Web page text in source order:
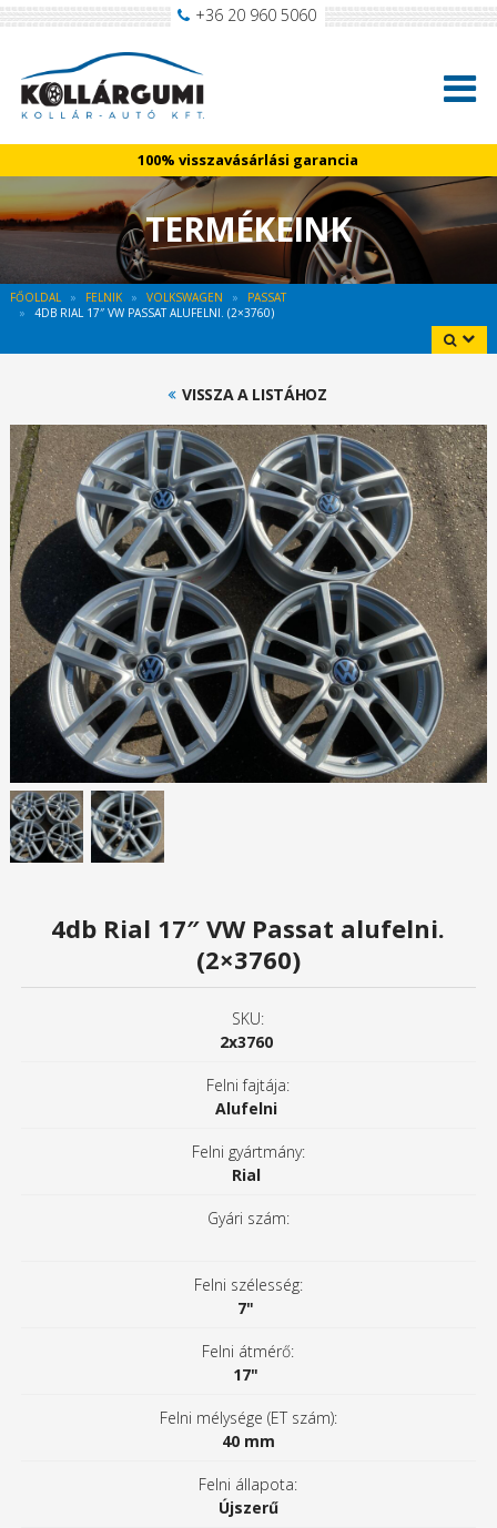
+36 20 960 5060
100% visszavásárlási garancia
TERMÉKEINK
FŐOLDAL FELNIK VOLKSWAGEN
PASSAT
4DB RIAL 17″ VW PASSAT ALUFELNI. (2×3760)
VISSZA A LISTÁHOZ
4db Rial 17″ VW Passat alufelni.
(2×3760)
SKU:
2x3760
Felni fajtája:
Alufelni
Felni gyártmány:
Rial
Gyári szám:
Felni szélesség:
7"
Felni átmérő:
17"
Felni mélysége (ET szám):
40 mm
Felni állapota:
Újszerű